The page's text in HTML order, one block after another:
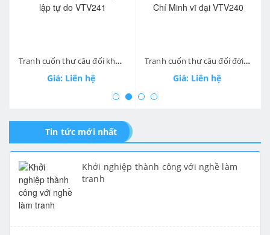
Tranh cuốn thư câu đối không có gì quý hơn độc lập tự do VTV241
Giá: Liên hệ
Tranh cuốn thư câu đối đời đời nhớ ơn chủ tich Hồ Chí Minh vĩ đại VTV240
Giá: Liên hệ
Tin tức mới nhất
Khởi nghiệp thành công với nghề làm
tranh